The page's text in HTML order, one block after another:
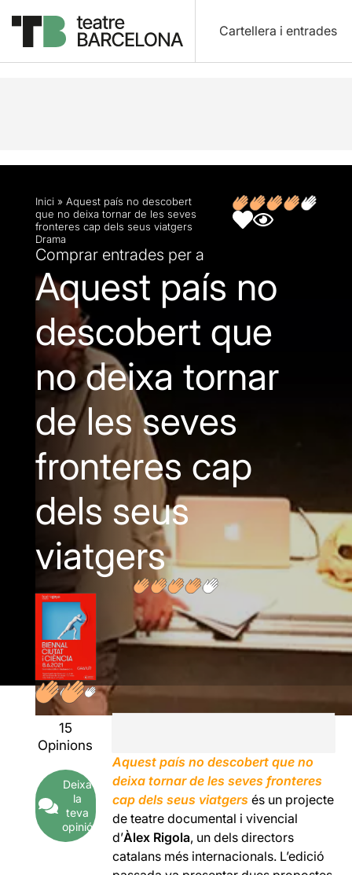
Cartellera i entrades
Descripció Fitxa artística Opinions Articles
Inici » Aquest país no descobert
que no deixa tornar de les seves
fronteres cap dels seus viatgers
Drama
Comprar entrades per a
Aquest país no
descobert que
no deixa tornar
de les seves
fronteres cap
dels seus
viatgers
15
Opinions
Deixa
la
teva
opinió
Aquest país no descobert que no
deixa tornar de les seves fronteres
cap dels seus viatgers és un projecte
de teatre documental i vivencial
d’Àlex Rigola, un dels directors
catalans més internacionals. L’edició